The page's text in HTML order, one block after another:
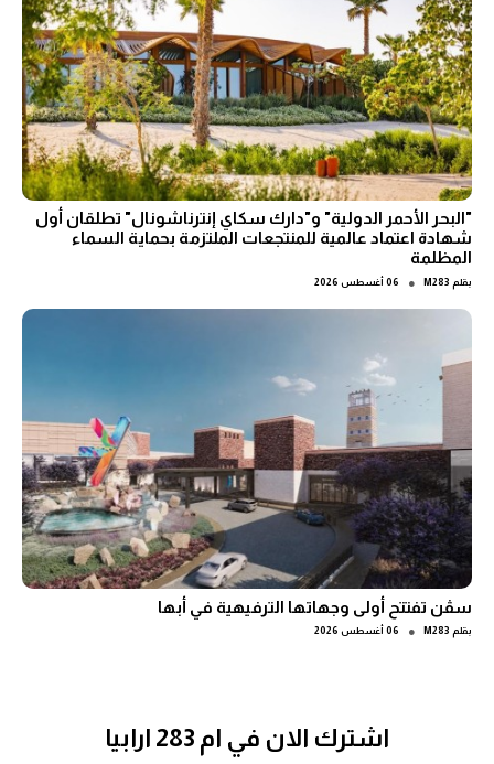
"البحر الأحمر الدولية" و"دارك سكاي إنترناشونال" تطلقان أول
شهادة اعتماد عالمية للمنتجعات الملتزمة بحماية السماء
المظلمة
بقلم M283
● 06 أغسطس 2026
سڤن تفتتح أولى وجهاتها الترفيهية في أبها
بقلم M283
● 06 أغسطس 2026
اشترك الان في ام 283 ارابيا